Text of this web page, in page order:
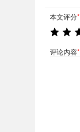
本文评分*
评论内容*